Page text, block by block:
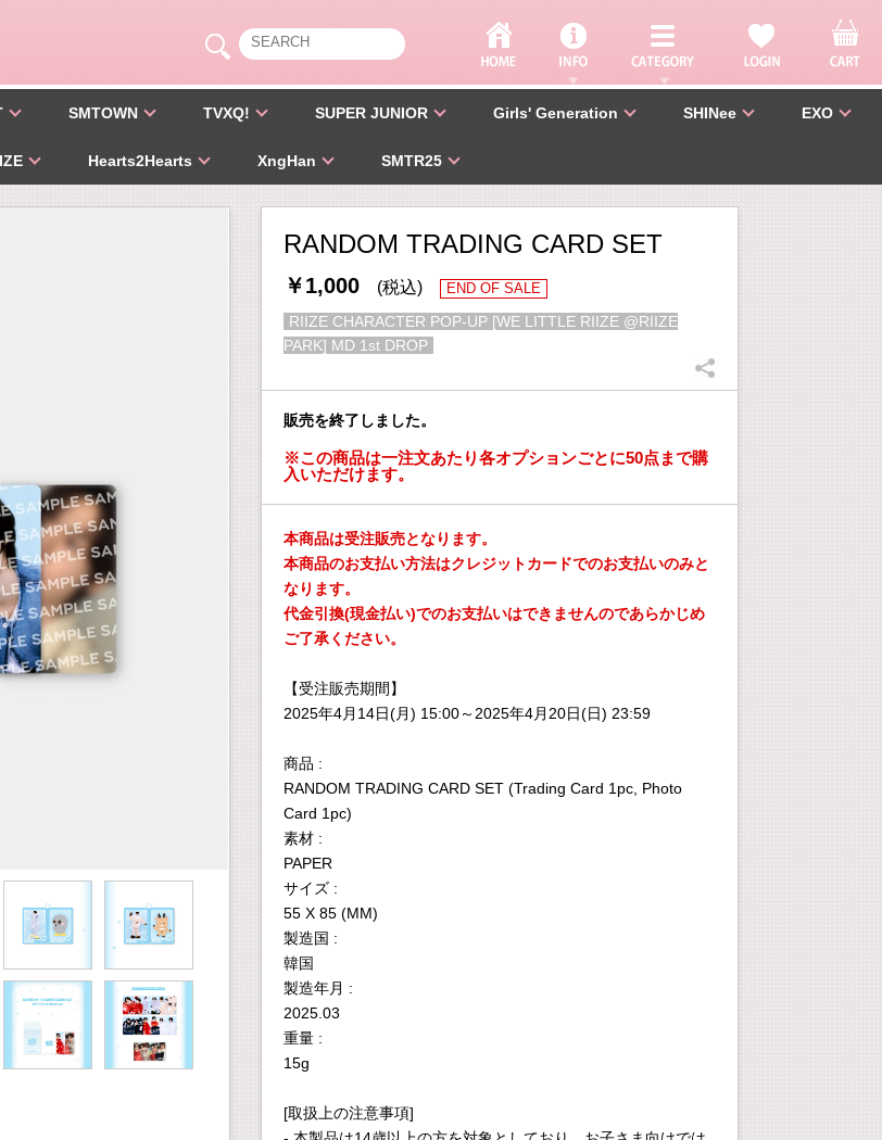
SMTOWN TVXQ! SUPER JUNIOR Girls' Generation SHINee EXO
Hearts2Hearts XngHan SMTR25
RANDOM TRADING CARD SET
￥1,000 (税込) END OF SALE
RIIZE CHARACTER POP-UP [WE LITTLE RIIZE @RIIZE
PARK] MD 1st DROP
販売を終了しました。
※この商品は一注文あたり各オプションごとに50点まで購
入いただけます。
本商品は受注販売となります。
本商品のお支払い方法はクレジットカードでのお支払いのみと
なります。
代金引換(現金払い)でのお支払いはできませんのであらかじめ
ご了承ください。
【受注販売期間】
2025年4月14日(月) 15:00～2025年4月20日(日) 23:59
商品 :
RANDOM TRADING CARD SET (Trading Card 1pc, Photo
Card 1pc)
素材 :
PAPER
サイズ :
55 X 85 (MM)
製造国 :
韓国
製造年月 :
2025.03
重量 :
15g
[取扱上の注意事項]